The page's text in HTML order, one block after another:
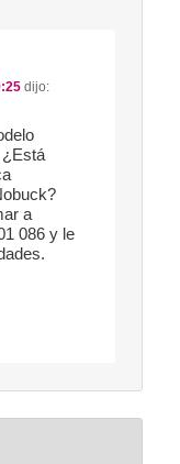
dijo:
¿Está
a
086 y le